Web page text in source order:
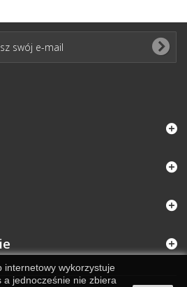
internetowy wykorzystuje
jednocześnie nie zbiera